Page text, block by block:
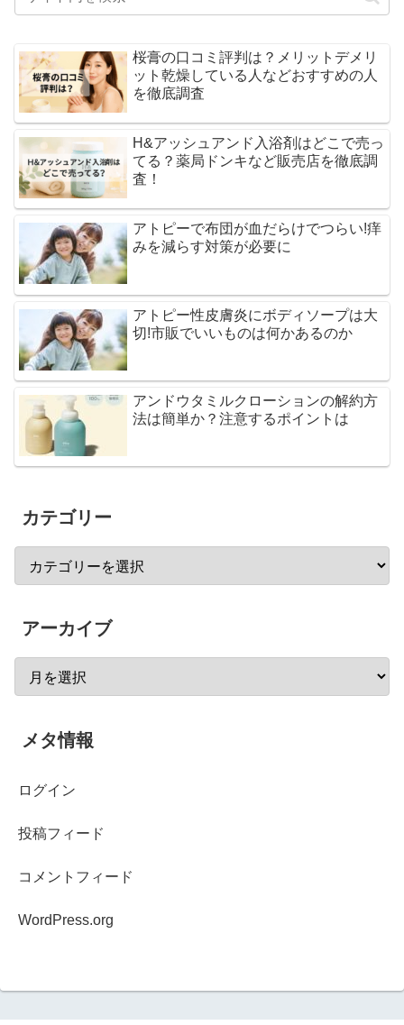
桜膏の口コミ評判は？メリットデメリ
ット乾燥している人などおすすめの人
を徹底調査
H&アッシュアンド入浴剤はどこで売っ
てる？薬局ドンキなど販売店を徹底調
査！
アトピーで布団が血だらけでつらい!痒
みを減らす対策が必要に
アトピー性皮膚炎にボディソープは大
切!市販でいいものは何かあるのか
アンドウタミルクローションの解約方
法は簡単か？注意するポイントは
カテゴリー
アーカイブ
メタ情報
ログイン
投稿フィード
コメントフィード
WordPress.org